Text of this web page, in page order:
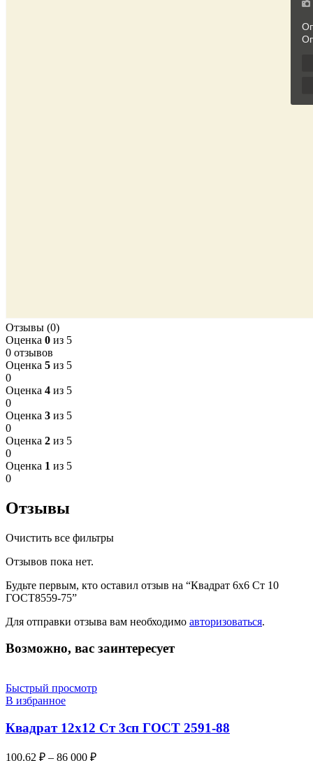
Отзывы (0)
Оценка 0 из 5
0 отзывов
Оценка 5 из 5
0
Оценка 4 из 5
0
Оценка 3 из 5
0
Оценка 2 из 5
0
Оценка 1 из 5
0
Отзывы
Очистить все фильтры
Отзывов пока нет.
Будьте первым, кто оставил отзыв на “Квадрат 6х6 Ст 10
ГОСТ8559-75”
Для отправки отзыва вам необходимо авторизоваться.
Возможно, вас заинтересует
Быстрый просмотр
В избранное
Квадрат 12х12 Ст 3сп ГОСТ 2591-88
100.62 ₽ – 86 000 ₽